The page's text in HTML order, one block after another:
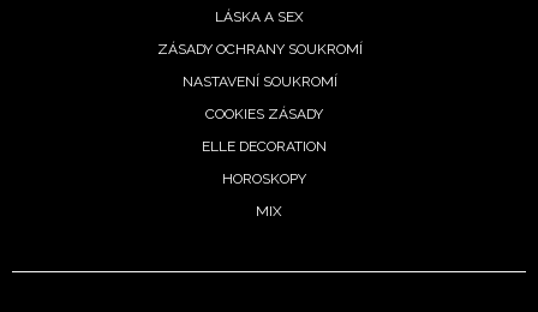
LÁSKA A SEX
ZÁSADY OCHRANY SOUKROMÍ
NASTAVENÍ SOUKROMÍ
COOKIES ZÁSADY
ELLE DECORATION
HOROSKOPY
MIX